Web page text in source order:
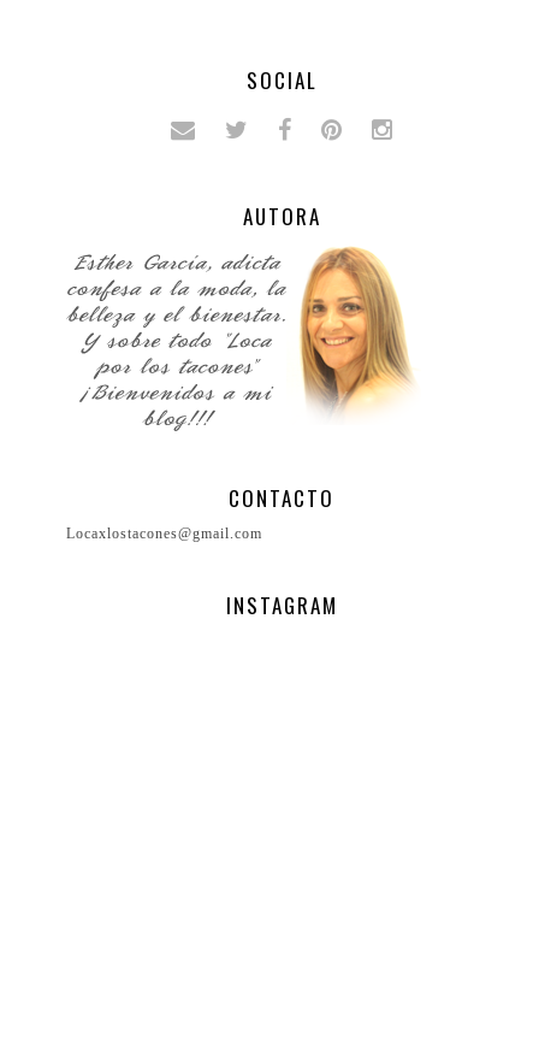
SOCIAL
AUTORA
CONTACTO
Locaxlostacones@gmail.com
INSTAGRAM